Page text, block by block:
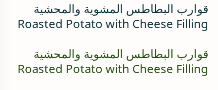
قوارب البطاطس المشوية والمحشية
Roasted Potato with Cheese Filling
قوارب البطاطس المشوية والمحشية
Roasted Potato with Cheese Filling